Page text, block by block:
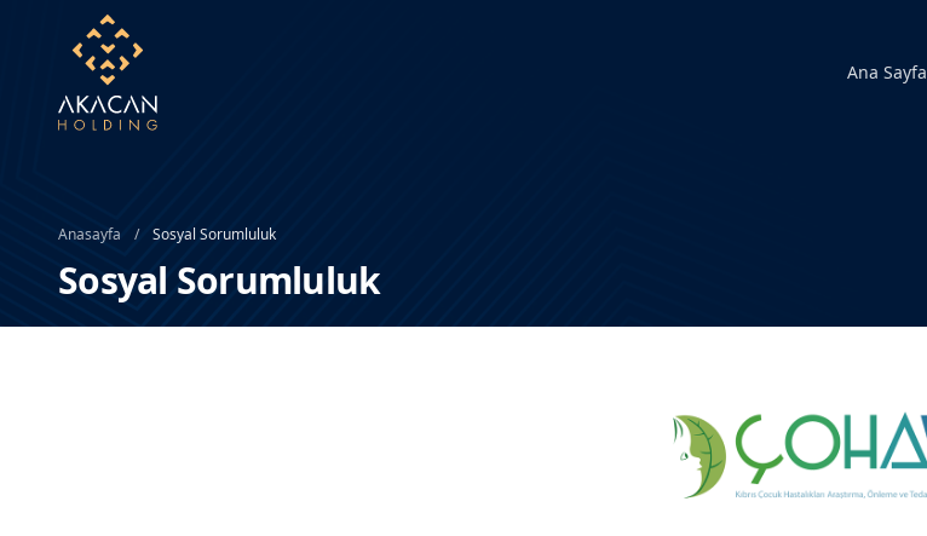
Ana Sayfa
Anasayfa / Sosyal Sorumluluk
Sosyal Sorumluluk